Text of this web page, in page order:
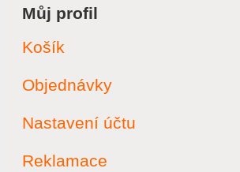
Můj profil
Košík
Objednávky
Nastavení účtu
Reklamace